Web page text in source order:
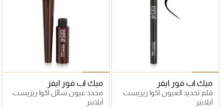
ميك اب فور ايفر
قلم تحديد العيون اكوا ريزيست
جرافيك بن
آيلاينر
ميك اب فور ايفر
محدد عيون سائل اكوا ريزيست
كولور إنك
آيلاينر